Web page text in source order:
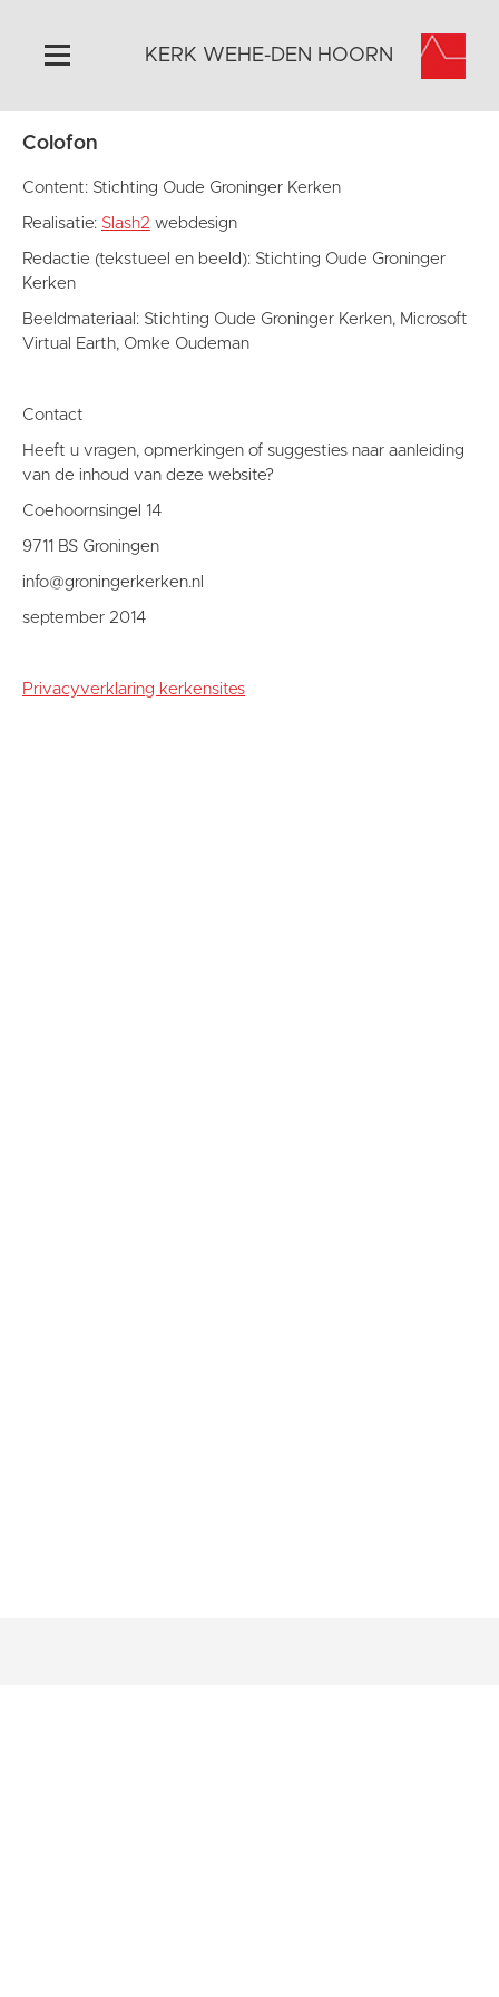
Home
Algemeen
Historie
Omgeving
Activiteiten
Steun ons
KERK WEHE-DEN HOORN
Colofon
Content: Stichting Oude Groninger Kerken
Realisatie: Slash2 webdesign
Redactie (tekstueel en beeld): Stichting Oude Groninger
Kerken
Beeldmateriaal: Stichting Oude Groninger Kerken, Microsoft
Virtual Earth, Omke Oudeman
Contact
Heeft u vragen, opmerkingen of suggesties naar aanleiding
van de inhoud van deze website?
Coehoornsingel 14
9711 BS Groningen
info@groningerkerken.nl
september 2014
Privacyverklaring kerkensites